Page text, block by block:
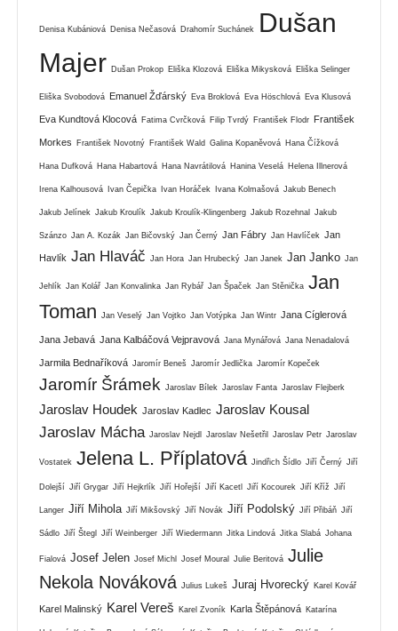
Denisa Kubániová Denisa Nečasová Drahomír Suchánek
Dušan
Majer Dušan Prokop Eliška Klozová Eliška Mikysková Eliška Selinger
Eliška Svobodová Emanuel Žďárský Eva Broklová Eva Höschlová Eva Klusová
Eva Kundtová Klocová Fatima Cvrčková Filip Tvrdý František Flodr František
Morkes František Novotný František Wald Galina Kopaněvová Hana Čížková
Hana Dufková Hana Habartová Hana Navrátilová Hanina Veselá Helena Illnerová
Irena Kalhousová Ivan Čepička Ivan Horáček Ivana Kolmašová Jakub Benech
Jakub Jelínek Jakub Kroulík Jakub Kroulík-Klingenberg Jakub Rozehnal Jakub
Szánzo Jan A. Kozák Jan Bičovský Jan Černý Jan Fábry Jan Havlíček Jan
Havlík Jan Hlaváč Jan Hora Jan Hrubecký Jan Janek Jan Janko Jan
Jehlík Jan Kolář Jan Konvalinka Jan Rybář Jan Špaček Jan Stěnička Jan
Toman
Jan Veselý Jan Vojtko Jan Votýpka Jan Wintr Jana Cíglerová
Jana Jebavá Jana Kalbáčová Vejpravová Jana Mynářová Jana Nenadalová
Jarmila Bednaříková Jaromír Beneš Jaromír Jedlička Jaromír Kopeček
Jaromír Šrámek Jaroslav Bílek Jaroslav Fanta Jaroslav Flejberk
Jaroslav Houdek Jaroslav Kadlec Jaroslav Kousal
Jaroslav Mácha Jaroslav Nejdl Jaroslav Nešetřil Jaroslav Petr Jaroslav
Vostatek Jelena L. Příplatová Jindřich Šídlo Jiří Černý Jiří
Dolejší Jiří Grygar Jiří Hejkrlík Jiří Hořejší Jiří Kacetl Jiří Kocourek Jiří Kříž Jiří
Langer Jiří Mihola Jiří Mikšovský Jiří Novák Jiří Podolský Jiří Přibáň Jiří
Sádlo Jiří Štegl Jiří Weinberger Jiří Wiedermann Jitka Lindová Jitka Slabá Johana
Fialová Josef Jelen Josef Michl Josef Moural Julie Beritová Julie
Nekola Nováková Julius Lukeš Juraj Hvorecký Karel Kovář
Karel Malinský Karel Vereš Karel Zvoník Karla Štěpánová Katarína